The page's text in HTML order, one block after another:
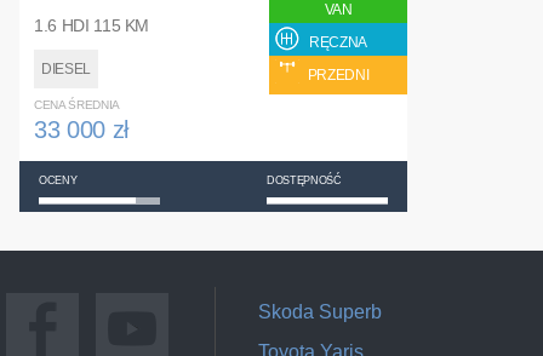
1.6 HDI 115 KM
DIESEL
VAN
RĘCZNA
PRZEDNI
CENA ŚREDNIA
33 000 zł
OCENY DOSTĘPNOŚĆ
Skoda Superb